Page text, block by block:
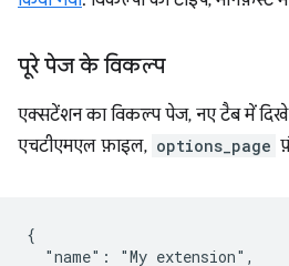
पूरे पेज के विकल्प
एक्सटेंशन का विकल्प पेज, नए टैब में
एचटीएमएल फ़ाइल, options_page
{
  "name": "My extension",